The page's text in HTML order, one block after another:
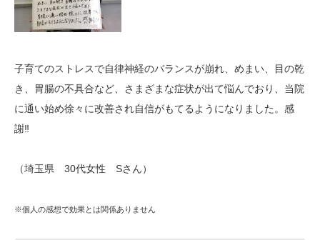
子育てのストレスで自律神経のバランスが崩れ、めまい、目の乾
き、胃腸の不具合など、さまざまな症状が出て悩んでおり、当院
に通い始め徐々に改善され自信がもてるようになりました。感
謝‼
（埼玉県 30代女性 Sさん）
※個 人の感想で効果とは関係ありません